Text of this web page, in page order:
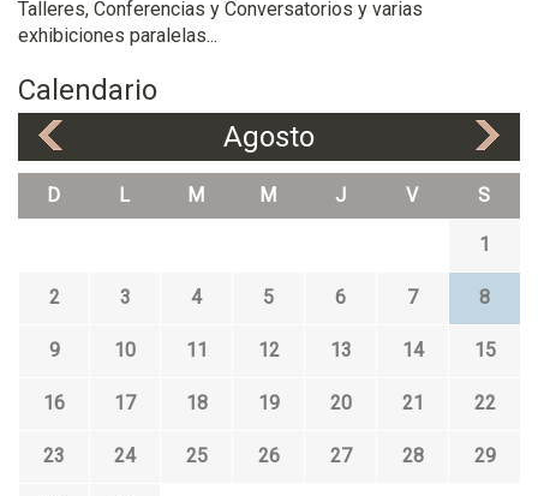
Talleres, Conferencias y Conversatorios y varias
exhibiciones paralelas...
Calendario
Agosto
D L M M J V S
1
2 3 4 5 6 7 8
9 10 11 12 13 14 15
16 17 18 19 20 21 22
23 24 25 26 27 28 29